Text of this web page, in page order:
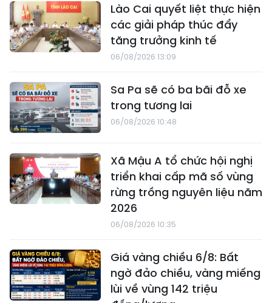
Lào Cai quyết liệt thực hiện
các giải pháp thúc đẩy
tăng trưởng kinh tế
06/08/2026 13:09
Sa Pa sẽ có ba bãi đỗ xe
trong tương lai
06/08/2026 10:48
Xã Mậu A tổ chức hội nghị
triển khai cấp mã số vùng
rừng trồng nguyên liệu năm
2026
06/08/2026 10:35
Giá vàng chiều 6/8: Bất
ngờ đảo chiều, vàng miếng
lùi về vùng 142 triệu